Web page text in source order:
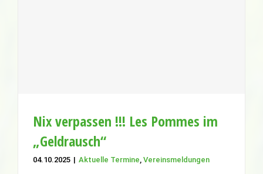
Nix verpassen !!! Les Pommes im
„Geldrausch“
04.10.2025 | Aktuelle Termine, Vereinsmeldungen